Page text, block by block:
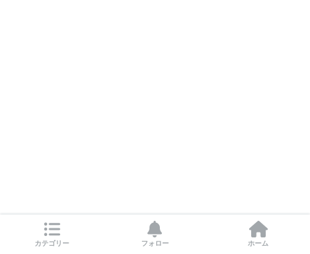
カテゴリー フォロー ホーム